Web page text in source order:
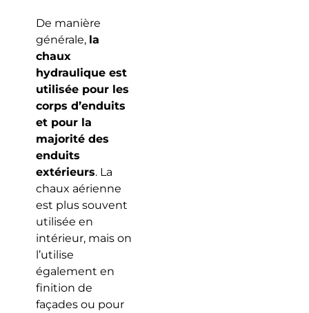
De manière
générale, la
chaux
hydraulique est
utilisée pour les
corps d’enduits
et pour la
majorité des
enduits
extérieurs. La
chaux aérienne
est plus souvent
utilisée en
intérieur, mais on
l’utilise
également en
finition de
façades ou pour